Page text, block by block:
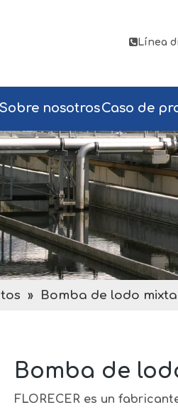
 Línea
Sobre nosotrosCaso de
» Bomba de lodo
Bomba de
FLORECER es un